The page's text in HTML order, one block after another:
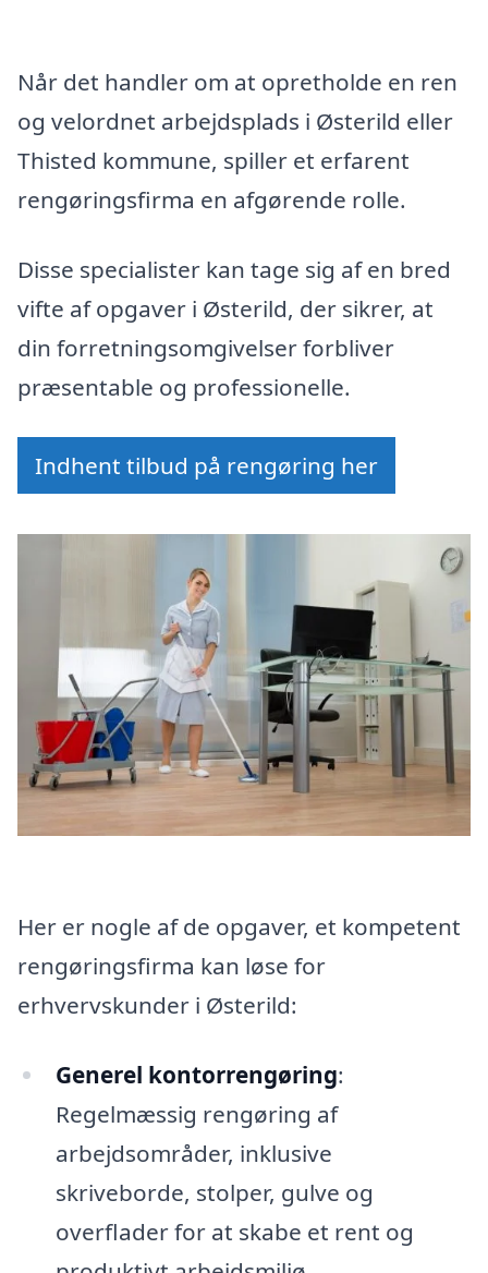
Når det handler om at opretholde en ren
og velordnet arbejdsplads i Østerild eller
Thisted kommune, spiller et erfarent
rengøringsfirma en afgørende rolle.
Disse specialister kan tage sig af en bred
vifte af opgaver i Østerild, der sikrer, at
din forretningsomgivelser forbliver
præsentable og professionelle.
Indhent tilbud på rengøring her
Her er nogle af de opgaver, et kompetent
rengøringsfirma kan løse for
erhvervskunder i Østerild:
Generel kontorrengøring:
Regelmæssig rengøring af
arbejdsområder, inklusive
skriveborde, stolper, gulve og
overflader for at skabe et rent og